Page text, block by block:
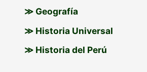
≫ Geografía
≫ Historia Universal
≫ Historia del Perú